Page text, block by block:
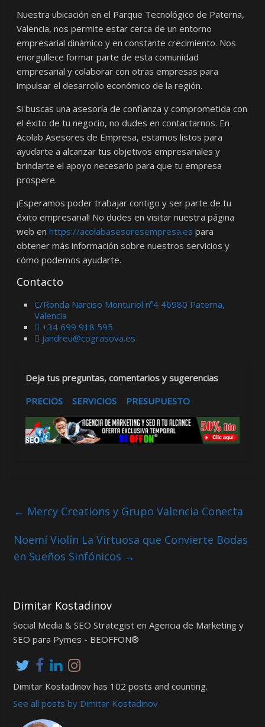
Nuestra ubicación en el Parque Tecnológico de Paterna,
Valencia, nos permite estar cerca de un entorno
empresarial dinámico y en constante crecimiento. Nos
enorgullece formar parte de esta comunidad
empresarial y colaborar con otras empresas para
impulsar el desarrollo económico de la región.
Si buscas una asesoría de confianza y comprometida con
el éxito de tu negocio, no dudes en contactarnos. En
Acolab Asesores de Empresa, estamos listos para
ayudarte a alcanzar tus objetivos empresariales y
brindarte el apoyo necesario para que tu empresa
prospere.
¡Esperamos poder trabajar contigo y ser parte de tu
éxito empresarial! No dudes en visitar nuestra página
web enhttps://acolabasesoresempresa.es para
obtener más información sobre nuestros servicios y
cómo podemos ayudarte.
Contacto
C/Ronda Narciso Monturiol nº4 46980 Paterna,
Valencia
+34 699 918 595
jandreu@cograsova.es
Deja tus preguntas, comentarios y sugerencias
PRECIOS
SERVICIOS PRESUPUESTO
← Mercy Creations y Grupo Valencia Conecta
Noemí Violín La Virtuosa que Convierte Bodas
en Sueños Sinfónicos →
Dimitar Kostadinov
Social Media & SEO Strategist en Agencia de Marketing y
SEO para Pymes - BEOFFON®
Dimitar Kostadinov has 102 posts and counting.
See all posts by Dimitar Kostadinov